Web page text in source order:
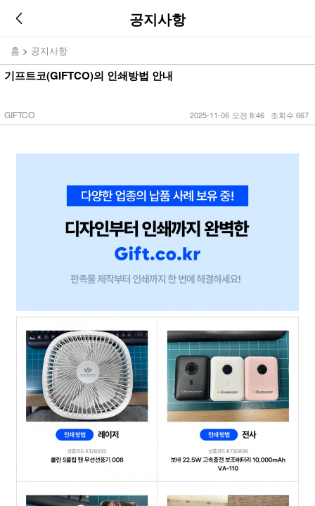
공지사항
홈 > 공지사항
기프트코(GIFTCO)의 인쇄방법 안내
GIFTCO 2025-11-06 오전 8:46 조회수 667